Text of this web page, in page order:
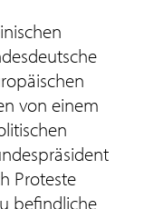
von einem
Proteste
befindliche